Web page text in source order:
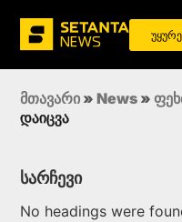
მთავარი » News »
დაიცვა
სარჩევი
No headings were